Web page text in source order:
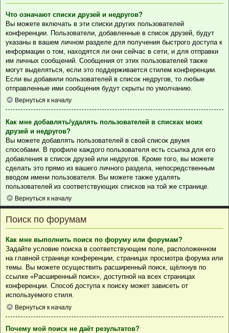
Что означают списки друзей и недругов?
Вы можете включать в эти списки других пользователей
конференции. Пользователи, добавленные в список друзей, будут
указаны в вашем личном разделе для получения быстрого доступа к
информации о том, находятся ли они сейчас в сети, и для отправки
им личных сообщений. Сообщения от этих пользователей также
могут выделяться, если это поддерживается стилем конференции.
Если вы добавили пользователей в список недругов, то любые
отправленные ими сообщения будут скрыты по умолчанию.
Вернуться к началу
Как мне добавлять/удалять пользователей в списках моих
друзей и недругов?
Вы можете добавлять пользователей в свой список двумя
способами. В профиле каждого пользователя есть ссылка для его
добавления в список друзей или недругов. Кроме того, вы можете
сделать это прямо из вашего личного раздела, непосредственным
вводом имени пользователя. Вы можете также удалять
пользователей из соответствующих списков на той же странице.
Вернуться к началу
Поиск по форумам
Как мне выполнить поиск по форуму или форумам?
Задайте условие поиска в соответствующем поле, расположенном
на главной странице конференции, страницах просмотра форума или
темы. Вы можете осуществить расширенный поиск, щёлкнув по
ссылке «Расширенный поиск», доступной на всех страницах
конференции. Способ доступа к поиску может зависеть от
используемого стиля.
Вернуться к началу
Почему мой поиск не даёт результатов?